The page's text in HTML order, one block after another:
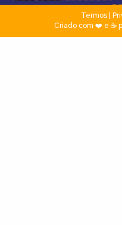
Termos|
Criado com ❤️ e ☕